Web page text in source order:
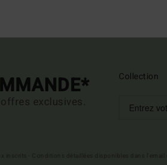
exclusives.
Collection